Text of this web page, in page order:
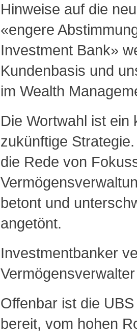
Hinweise auf die
«engere
Investment Bank»
Kundenbasis und
im Wealth
Die Wortwahl ist ein
zukünftige
die Rede von
betont und
angetönt.
Investmentbanker
Offenbar ist die
bereit, vom hohen